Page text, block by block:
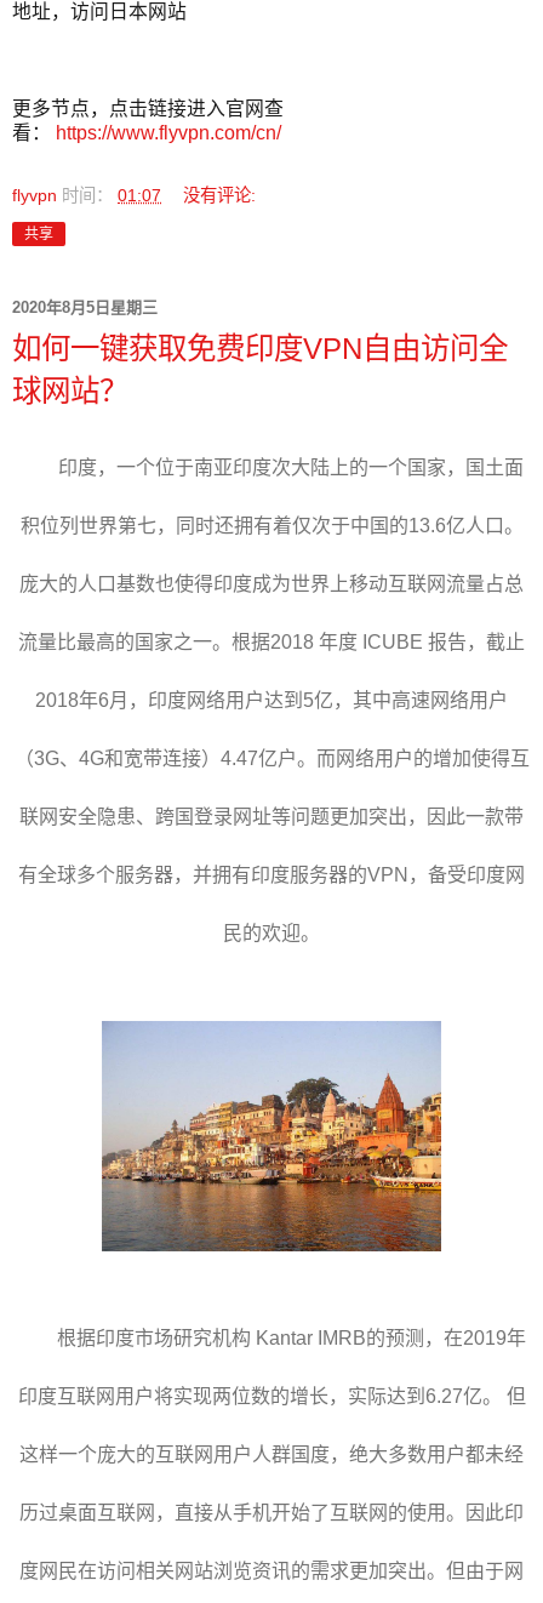
地址，访问日本网站
更多节点，点击链接进入官网查
看：
https://www.flyvpn.com/cn/
flyvpn 时间： 01:07 没有评论:
共享
2020年8月5日星期三
如何一键获取免费印度VPN自由访问全
球网站？
印度，一个位于南亚印度次大陆上的一个国家，国土面
积位列世界第七，同时还拥有着仅次于中国的13.6亿人口。
庞大的人口基数也使得印度成为世界上移动互联网流量占总
流量比最高的国家之一。根据2018 年度 ICUBE 报告，截止
2018年6月，印度网络用户达到5亿，其中高速网络用户
（3G、4G和宽带连接）4.47亿户。而网络用户的增加使得互
联网安全隐患、跨国登录网址等问题更加突出，因此一款带
有全球多个服务器，并拥有印度服务器的VPN，备受印度网
民的欢迎。
根据印度市场研究机构 Kantar IMRB的预测，在2019年
印度互联网用户将实现两位数的增长，实际达到6.27亿。 但
这样一个庞大的互联网用户人群国度，绝大多数用户都未经
历过桌面互联网，直接从手机开始了互联网的使用。因此印
度网民在访问相关网站浏览资讯的需求更加突出。但由于网